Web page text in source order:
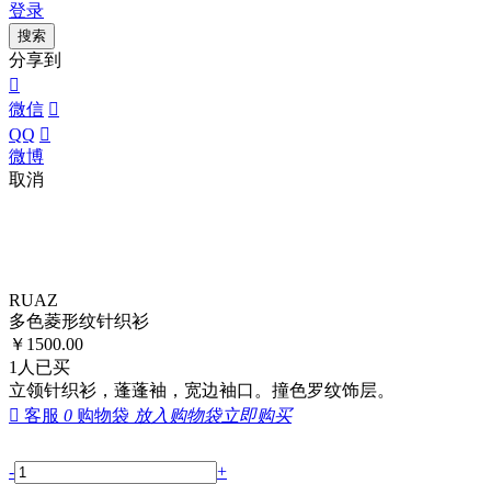
登录
搜索
分享到

微信 
QQ 
微博
取消
RUAZ
多色菱形纹针织衫
￥ 1500.00
1 人已买
立领针织衫，蓬蓬袖，宽边袖口。撞色罗纹饰层。
 客服 0 购物袋 放入购物袋立即购买
-
+